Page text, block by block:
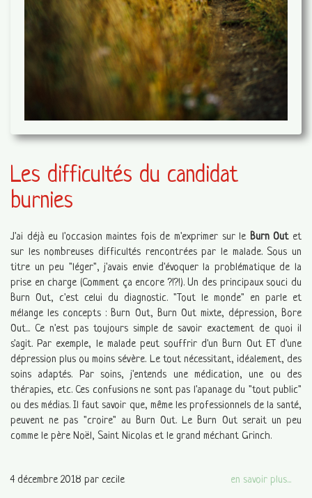
Les difficultés du candidat
burnies
J'ai déjà eu l'occasion maintes fois de m'exprimer sur le Burn Outet
sur les nombreuses difficultés rencontrées par le malade. Sous un
titre un peu "léger", j'avais envie d'évoquer la problématique de la
prise en charge (Comment ça encore ?!?!). Un des principaux souci du
Burn Out, c'est celui du diagnostic. "Tout le monde" en parle et
mélange les concepts : Burn Out, Burn Out mixte, dépression, Bore
Out... Ce n'est pas toujours simple de savoir exactement de quoi il
s'agit. Par exemple, le malade peut souffrir d'un Burn Out ET d'une
dépression plus ou moins sévère. Le tout nécessitant, idéalement, des
soins adaptés. Par soins, j'entends une médication, une ou des
thérapies, etc. Ces confusions ne sont pas l'apanage du "tout public"
ou des médias. Il faut savoir que, même les professionnels de la santé,
peuvent ne pas "croire" au Burn Out. Le Burn Out serait un peu
comme le père Noël, Saint Nicolas et le grand méchant Grinch.
4 décembre 2018 par cecile en savoir plus...